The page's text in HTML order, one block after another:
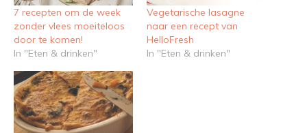
7 recepten om de week
zonder vlees moeiteloos
door te komen!
In "Eten & drinken"
Vegetarische lasagne
naar een recept van
HelloFresh
In "Eten & drinken"